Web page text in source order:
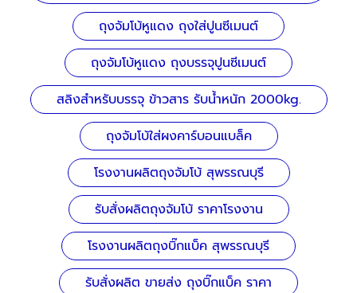
ถุงจัมโบ้หูแดง ถุงใส่ปูนซีเมนต์
ถุงจัมโบ้หูแดง ถุงบรรจุปูนซีเมนต์
สลิงสำหรับบรรจุ ข้าวสาร รับน้ำหนัก 2000kg.
ถุงจัมโบ้ใส่ผงคาร์บอนแบล็ค
โรงงานผลิตถุงจัมโบ้ สุพรรณบุรี
รับสั่งผลิตถุงจัมโบ้ ราคาโรงงาน
โรงงานผลิตถุงบิ๊กแบ็ค สุพรรณบุรี
รับสั่งผลิต ขายส่ง ถุงบิ๊กแบ็ค ราคา